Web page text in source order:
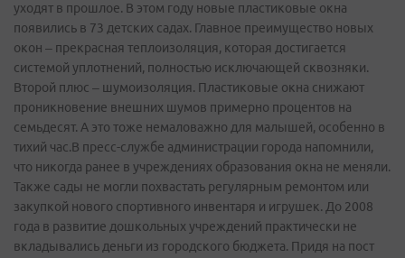
уходят в прошлое. В этом году новые пластиковые окна
появились в 73 детских садах. Главное преимущество новых
окон – прекрасная теплоизоляция, которая достигается
системой уплотнений, полностью исключающей сквозняки.
Второй плюс – шумоизоляция. Пластиковые окна снижают
проникновение внешних шумов примерно процентов на
семьдесят. А это тоже немаловажно для малышей, особенно в
тихий час.В пресс­-службе администрации города напомнили,
что никогда ранее в учреждениях образования окна не меняли.
Также сады не могли похвастать регулярным ремонтом или
закупкой нового спортивного инвентаря и игрушек. До 2008
года в развитие дошкольных учреждений практически не
вкладывались деньги из городского бюджета. Придя на пост